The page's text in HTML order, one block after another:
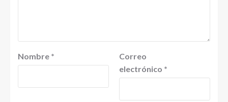
Nombre *
Correo
electrónico *